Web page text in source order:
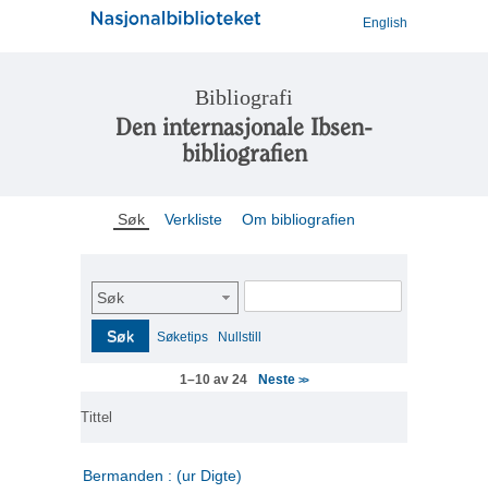
English
Bibliografi
Den internasjonale Ibsen-
bibliografien
Søk Verkliste Om bibliografien
Søk
Søk Søketips Nullstill
1–10 av 24 Neste>>
Tittel
Bermanden : (ur Digte)